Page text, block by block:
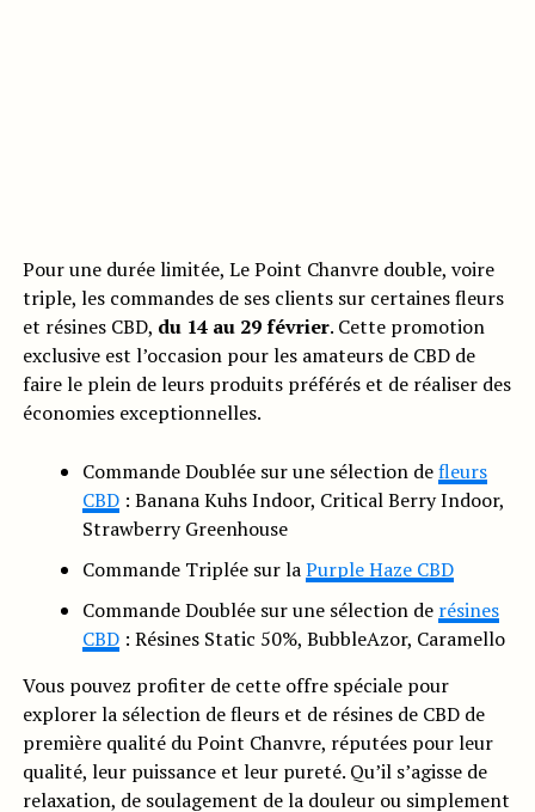
Pour une durée limitée, Le Point Chanvre double, voire
triple, les commandes de ses clients sur certaines fleurs
et résines CBD, du 14 au 29 février. Cette promotion
exclusive est l’occasion pour les amateurs de CBD de
faire le plein de leurs produits préférés et de réaliser des
économies exceptionnelles.
Commande Doublée sur une sélection defleurs
CBD: Banana Kuhs Indoor, Critical Berry Indoor,
Strawberry Greenhouse
Commande Triplée sur laPurple Haze CBD
Commande Doublée sur une sélection de résines
CBD: Résines Static 50%, BubbleAzor, Caramello
Vous pouvez profiter de cette offre spéciale pour
explorer la sélection de fleurs et de résines de CBD de
première qualité du Point Chanvre, réputées pour leur
qualité, leur puissance et leur pureté. Qu’il s’agisse de
relaxation, de soulagement de la douleur ou simplement